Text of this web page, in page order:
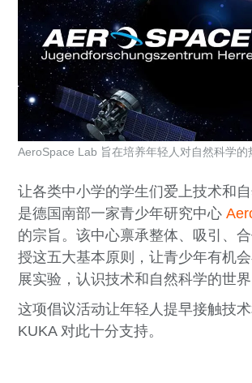
让各类中小学的学生们爱上技术和
是德国南部一家青少年研究中心
的宗旨。该中心禀承整体、吸引、
授这五大基本原则，让青少年有机
展实验，认识技术和自然科学的世界
这项倡议活动让年轻人提早接触技术
KUKA 对此十分支持。
AeroSpace Lab 旨在培养年轻人对自然科学的